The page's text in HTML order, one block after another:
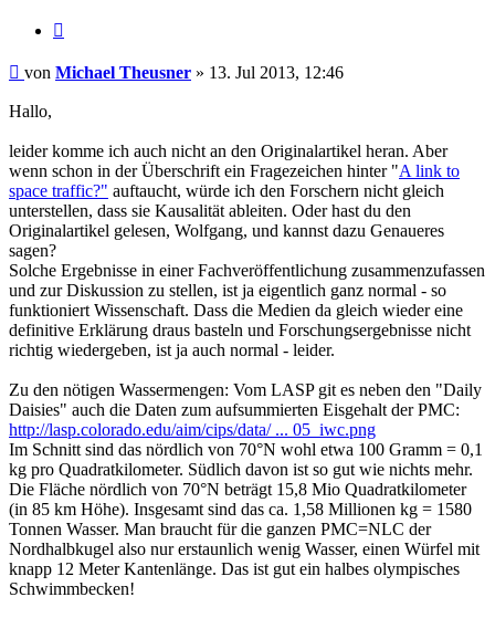
Beitrag
von Michael Theusner » 13. Jul 2013, 12:46
Hallo,
leider komme ich auch nicht an den Originalartikel heran. Aber
wenn schon in der Überschrift ein Fragezeichen hinter "A link to
space traffic?" auftaucht, würde ich den Forschern nicht gleich
unterstellen, dass sie Kausalität ableiten. Oder hast du den
Originalartikel gelesen, Wolfgang, und kannst dazu Genaueres
sagen?
Solche Ergebnisse in einer Fachveröffentlichung zusammenzufassen
und zur Diskussion zu stellen, ist ja eigentlich ganz normal - so
funktioniert Wissenschaft. Dass die Medien da gleich wieder eine
definitive Erklärung draus basteln und Forschungsergebnisse nicht
richtig wiedergeben, ist ja auch normal - leider.
Zu den nötigen Wassermengen: Vom LASP git es neben den "Daily
Daisies" auch die Daten zum aufsummierten Eisgehalt der PMC:
http://lasp.colorado.edu/aim/cips/data/ ... 05_iwc.png
Im Schnitt sind das nördlich von 70°N wohl etwa 100 Gramm = 0,1
kg pro Quadratkilometer. Südlich davon ist so gut wie nichts mehr.
Die Fläche nördlich von 70°N beträgt 15,8 Mio Quadratkilometer
(in 85 km Höhe). Insgesamt sind das ca. 1,58 Millionen kg = 1580
Tonnen Wasser. Man braucht für die ganzen PMC=NLC der
Nordhalbkugel also nur erstaunlich wenig Wasser, einen Würfel mit
knapp 12 Meter Kantenlänge. Das ist gut ein halbes olympisches
Schwimmbecken!